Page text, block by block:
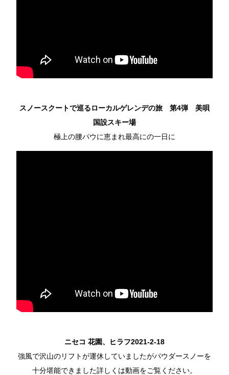
スノースクートで巡るローカルゲレンデの旅 第4弾 美唄
国設スキー場
極上の腰パウに恵まれ最高にの一日に
ニセコ 花園、ヒラフ2021-2-18
強風で沢山のリフトが運休していましたがパウダースノーを
十分堪能できました詳しくは動画をご覧ください。